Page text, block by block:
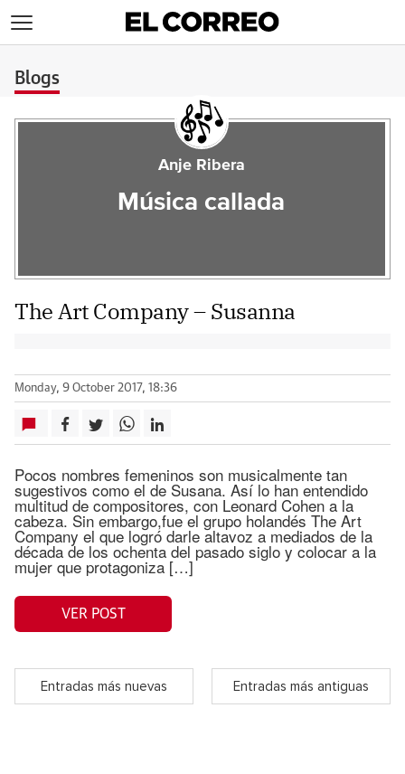
Blogs
Anje Ribera
Música callada
The Art Company – Susanna
Monday, 9 October 2017, 18:36
Pocos nombres femeninos son musicalmente tan
sugestivos como el de Susana. Así lo han entendido
multitud de compositores, con Leonard Cohen a la
cabeza. Sin embargo,fue el grupo holandés The Art
Company el que logró darle altavoz a mediados de la
década de los ochenta del pasado siglo y colocar a la
mujer que protagoniza […]
VER POST
Entradas más nuevas Entradas más antiguas